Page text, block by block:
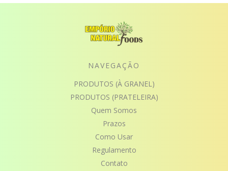
NAVEGAÇÃO
PRODUTOS (À GRANEL)
PRODUTOS (PRATELEIRA)
Quem Somos
Prazos
Como Usar
Regulamento
Contato